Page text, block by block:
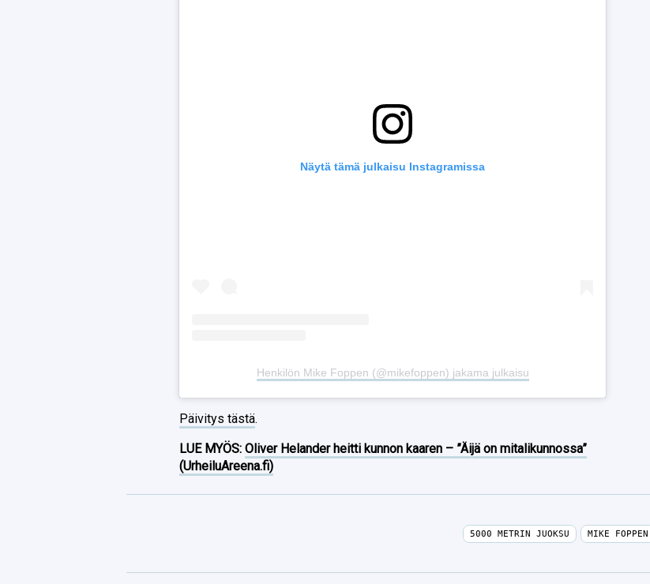
Näytä tämä julkaisu Instagramissa
Henkilön Mike Foppen (@mikefoppen) jakama julkaisu
Päivitys tästä.
LUE MYÖS:Oliver Helander heitti kunnon kaaren – ”Äijä on mitalikunnossa”
(UrheiluAreena.fi)
5000 METRIN JUOKSU MIKE FOPPEN